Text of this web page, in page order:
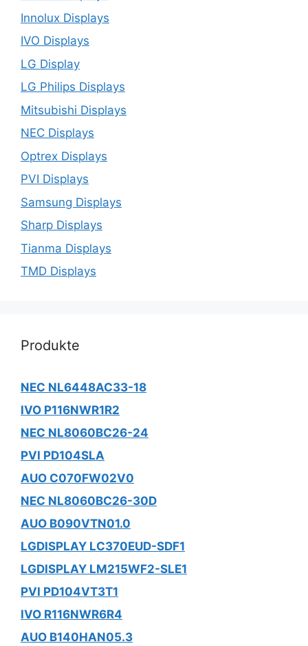
Innolux Displays
IVO Displays
LG Display
LG Philips Displays
Mitsubishi Displays
NEC Displays
Optrex Displays
PVI Displays
Samsung Displays
Sharp Displays
Tianma Displays
TMD Displays
Produkte
NEC NL6448AC33-18
IVO P116NWR1R2
NEC NL8060BC26-24
PVI PD104SLA
AUO C070FW02V0
NEC NL8060BC26-30D
AUO B090VTN01.0
LGDISPLAY LC370EUD-SDF1
LGDISPLAY LM215WF2-SLE1
PVI PD104VT3T1
IVO R116NWR6R4
AUO B140HAN05.3